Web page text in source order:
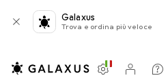
Galaxus
Trova e ordina più veloce
Impostazioni
Conto cliente
Liste di
Liste dei desideri
Carrello